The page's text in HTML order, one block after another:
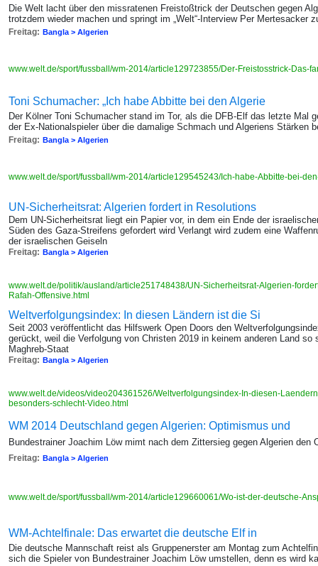
Die Welt lacht über den missratenen Freistoßtrick der Deutschen gegen
trotzdem wieder machen und springt im „Welt“-Interview Per Mertesacker
Freitag: Bangla > Algerien
www.welt.de/sport/fussball/wm-2014/article129723855/Der-Freistosstrick-Das-
Toni Schumacher: „Ich habe Abbitte bei den Algerie
Der Kölner Toni Schumacher stand im Tor, als die DFB-Elf das letzte Mal
der Ex-Nationalspieler über die damalige Schmach und Algeriens Stärken
Freitag: Bangla > Algerien
www.welt.de/sport/fussball/wm-2014/article129545243/Ich-habe-Abbitte-bei-
UN-Sicherheitsrat: Algerien fordert in Resolutions
Dem UN-Sicherheitsrat liegt ein Papier vor, in dem ein Ende der
Süden des Gaza-Streifens gefordert wird Verlangt wird zudem eine
der israelischen Geiseln
Freitag: Bangla > Algerien
www.welt.de/politik/ausland/article251748438/UN-Sicherheitsrat-Algerien-
Rafah-Offensive.html
Weltverfolgungsindex: In diesen Ländern ist die Si
Seit 2003 veröffentlicht das Hilfswerk Open Doors den
gerückt, weil die Verfolgung von Christen 2019 in keinem anderen Land
Maghreb-Staat
Freitag: Bangla > Algerien
www.welt.de/videos/video204361526/Weltverfolgungsindex-In-diesen-
besonders-schlecht-Video.html
WM 2014 Deutschland gegen Algerien: Optimismus und
Bundestrainer Joachim Löw mimt nach dem Zittersieg gegen Algerien den
Freitag: Bangla > Algerien
www.welt.de/sport/fussball/wm-2014/article129660061/Wo-ist-der-deutsche-
WM-Achtelfinale: Das erwartet die deutsche Elf in
Die deutsche Mannschaft reist als Gruppenerster am Montag zum
sich die Spieler von Bundestrainer Joachim Löw umstellen, denn es wird